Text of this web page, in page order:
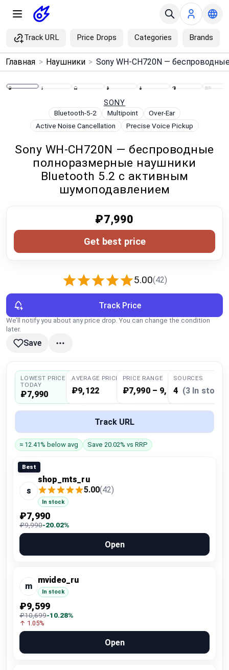
Track URL Price Drops Categories Brands
Menu ×
Search
Price Drops
Categories
Global Price Tracker
Compare
Plans & Pricing
Главная > Наушники >
SONY
Bluetooth-5-2 Multipoint
Over-Ear
Active Noise Cancellation
Precise Voice Pickup
Sony WH-CH720N — беспроводные
полноразмерные наушники
Bluetooth 5.2 с активным
шумоподавлением
5.00(42)
₽7,990
Get best price
Track Price
We’ll notify you about any price drop. You can change the condition
later.
Save
LOWEST PRICE
TODAY
₽7,990
AVERAGE PRICE
₽9,122
PRICE RANGE
₽7,990 – 9,999
SOURCES
4 (3 In stock)
Track URL
≈ 12.41% below avg Save 20.02% vs RRP
Best
s
shop_mts_ru
5.00(42)
In stock
₽7,990
₽9,990-20.02%
Open
m
mvideo_ru
In stock
₽9,599
₽10,699-10.28%
↑ 1.05%
Open